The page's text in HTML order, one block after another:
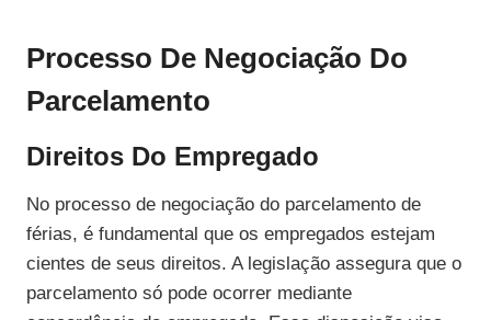
Processo De Negociação Do
Parcelamento
Direitos Do Empregado
No processo de negociação do parcelamento de
férias, é fundamental que os empregados estejam
cientes de seus direitos. A legislação assegura que o
parcelamento só pode ocorrer mediante